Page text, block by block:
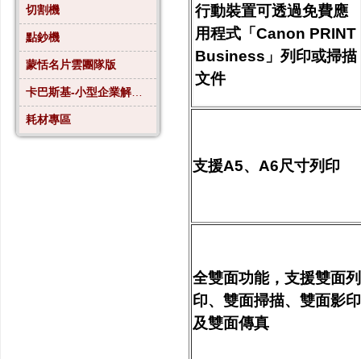
切割機
點鈔機
蒙恬名片雲團隊版
卡巴斯基-小型企業解決方案4
耗材專區
行動裝置可透過免費應
用程式「Canon PRINT
Business」列印或掃描
文件
支援A5、A6尺寸列印
全雙面功能，支援雙面列
印、雙面掃描、雙面影印
及雙面傳真